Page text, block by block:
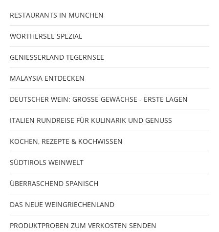
RESTAURANTS IN MÜNCHEN
WÖRTHERSEE SPEZIAL
GENIESSERLAND TEGERNSEE
MALAYSIA ENTDECKEN
DEUTSCHER WEIN: GROSSE GEWÄCHSE - ERSTE LAGEN
ITALIEN RUNDREISE FÜR KULINARIK UND GENUSS
KOCHEN, REZEPTE & KOCHWISSEN
SÜDTIROLS WEINWELT
ÜBERRASCHEND SPANISCH
DAS NEUE WEINGRIECHENLAND
PRODUKTPROBEN ZUM VERKOSTEN SENDEN